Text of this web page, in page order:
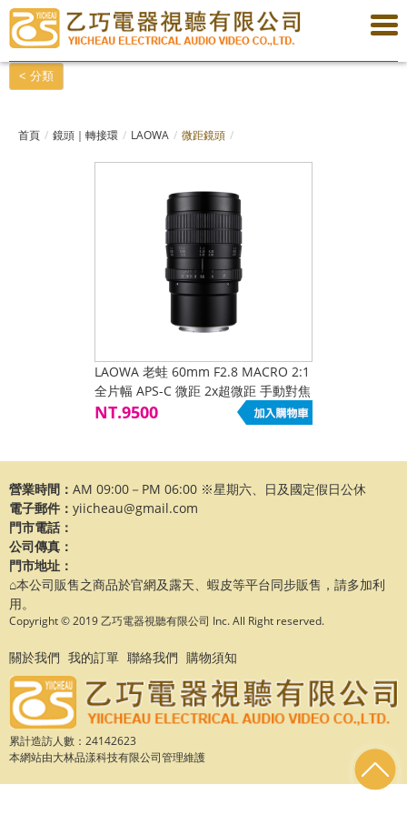
< 分類
首頁 鏡頭｜轉接環 LAOWA 微距鏡頭
LAOWA 老蛙 60mm F2.8 MACRO 2:1
全片幅 APS-C 微距 2x超微距 手動對焦
NT.9500
營業時間： AM 09:00－PM 06:00 ※星期六、日及國定假日公休
電子郵件： yiicheau@gmail.com
門市電話：
公司傳真：
門市地址：
⌂本公司販售之商品於官網及露天、蝦皮等平台同步販售，請多加利
用。
Copyright © 2019 乙巧電器視聽有限公司 Inc. All Right reserved.
關於我們 我的訂單 聯絡我們 購物須知
累計造訪人數：24142623
本網站由大林品漾科技有限公司管理維護